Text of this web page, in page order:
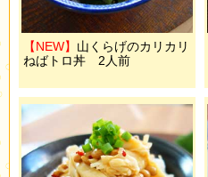
【NEW】 山くらげのカリカリ
ねばトロ丼 2人前